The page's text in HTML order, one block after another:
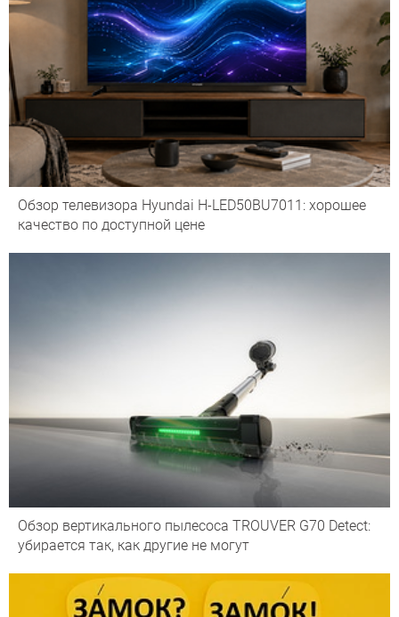
Обзор телевизора Hyundai H-LED50BU7011: хорошее
качество по доступной цене
Обзор вертикального пылесоса TROUVER G70 Detect:
убирается так, как другие не могут